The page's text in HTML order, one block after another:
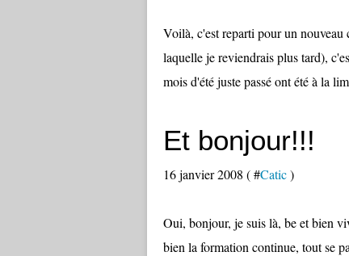
Voilà, c'est reparti pour un
laquelle je reviendrais plus tard),
mois d'été juste passé ont été à la
Et bonjour!!!
16 janvier 2008 ( #Catic)
Oui, bonjour, je suis là, be et bien
bien la formation continue, tout se